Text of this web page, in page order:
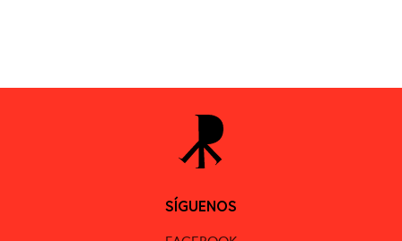
SÍGUENOS